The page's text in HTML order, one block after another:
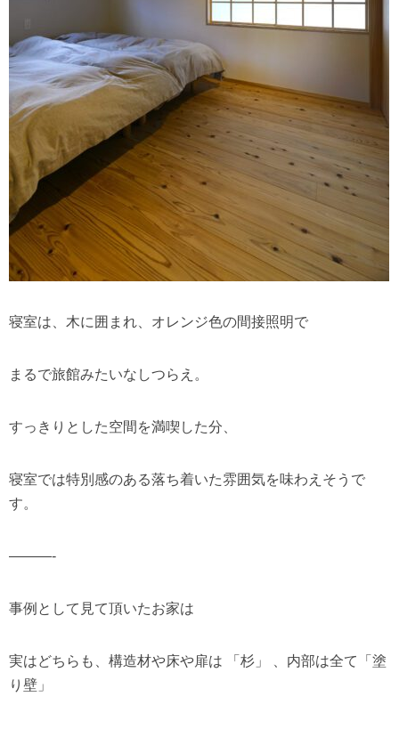
寝室は、木に囲まれ、オレンジ色の間接照明で
まるで旅館みたいなしつらえ。
すっきりとした空間を満喫した分、
寝室では特別感のある落ち着いた雰囲気を味わえそうで
す。
———-
事例として見て頂いたお家は
実はどちらも、構造材や床や扉は 「杉」 、内部は全て「塗
り壁」